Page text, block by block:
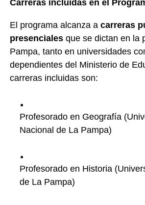
Carreras incluidas en el
El programa alcanza a carreras
presenciales que se dictan en la
Pampa, tanto en universidades
dependientes del Ministerio de
carreras incluidas son:
Profesorado en Geografía
Nacional de La Pampa)
Profesorado en Historia
de La Pampa)